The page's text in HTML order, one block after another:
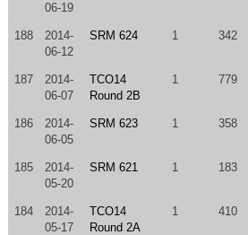
06-19
188
2014-
06-12
SRM 624 1 342
187
2014-
06-07
TCO14
Round 2B
1 779
186
2014-
06-05
SRM 623 1 358
185
2014-
05-20
SRM 621 1 183
184
2014-
05-17
TCO14
Round 2A
1 410